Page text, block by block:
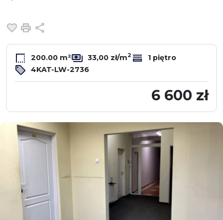
Dodaj do ulubionych
Drukuj
200.00 m² 33,00 zł/m2
1 piętro
4KAT-LW-2736
6 600 zł